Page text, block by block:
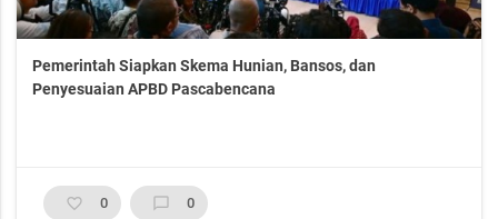
Pemerintah Siapkan Skema Hunian, Bansos, dan
Penyesuaian APBD Pascabencana
favorite_border 0 chat_bubble_outline 0